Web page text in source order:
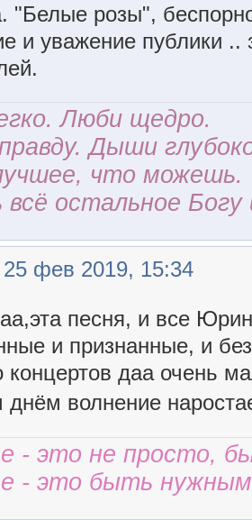
"Белые розы",
и уважение публики ..
Люби щедро.
Дыши
что можешь.
остальное Богу
фев 2019, 15:34
песня, и все
и признанные, и
концертов даа очень
волнение
- это не просто,
- это быть